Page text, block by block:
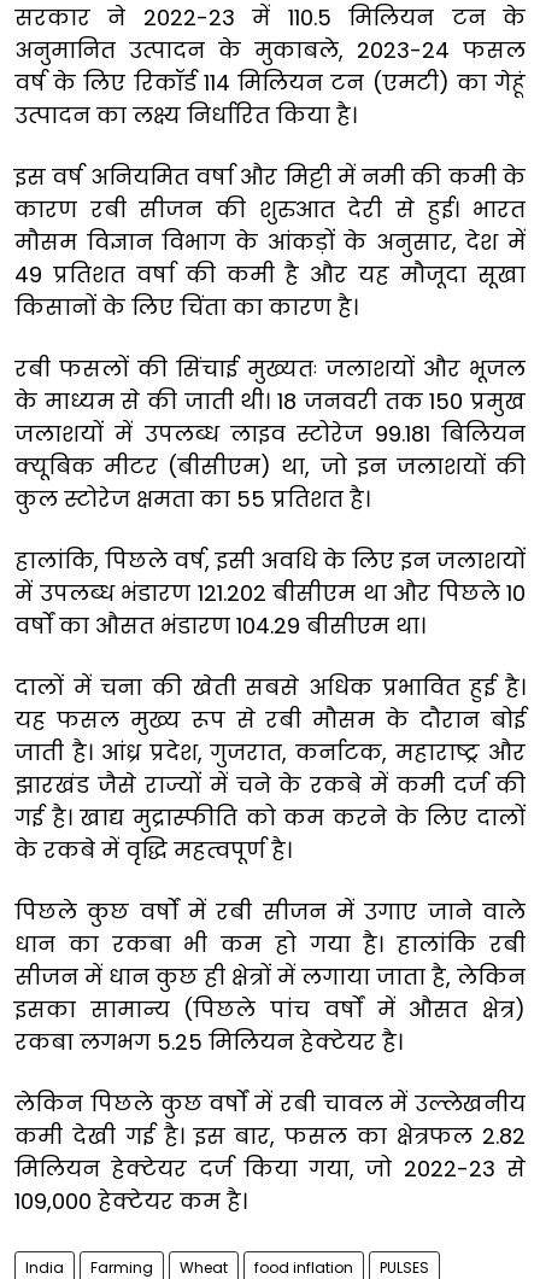
सरकार ने 2022-23 में 110.5 मिलियन टन के
अनुमानित उत्पादन के मुकाबले, 2023-24 फसल
वर्ष के लिए रिकॉर्ड 114 मिलियन टन (एमटी) का गेहूं
उत्पादन का लक्ष्य निर्धारित किया है।
इस वर्ष अनियमित वर्षा और मिट्टी में नमी की कमी के
कारण रबी सीजन की शुरुआत देरी से हुई। भारत
मौसम विज्ञान विभाग के आंकड़ों के अनुसार, देश में
49 प्रतिशत वर्षा की कमी है और यह मौजूदा सूखा
किसानों के लिए चिंता का कारण है।
रबी फसलों की सिंचाई मुख्यतः जलाशयों और भूजल
के माध्यम से की जाती थी। 18 जनवरी तक 150 प्रमुख
जलाशयों में उपलब्ध लाइव स्टोरेज 99.181 बिलियन
क्यूबिक मीटर (बीसीएम) था, जो इन जलाशयों की
कुल स्टोरेज क्षमता का 55 प्रतिशत है।
हालांकि, पिछले वर्ष, इसी अवधि के लिए इन जलाशयों
में उपलब्ध भंडारण 121.202 बीसीएम था और पिछले 10
वर्षों का औसत भंडारण 104.29 बीसीएम था।
दालों में चना की खेती सबसे अधिक प्रभावित हुई है।
यह फसल मुख्य रूप से रबी मौसम के दौरान बोई
जाती है। आंध्र प्रदेश, गुजरात, कर्नाटक, महाराष्ट्र और
झारखंड जैसे राज्यों में चने के रकबे में कमी दर्ज की
गई है। खाद्य मुद्रास्फीति को कम करने के लिए दालों
के रकबे में वृद्धि महत्वपूर्ण है।
पिछले कुछ वर्षों में रबी सीजन में उगाए जाने वाले
धान का रकबा भी कम हो गया है। हालांकि रबी
सीजन में धान कुछ ही क्षेत्रों में लगाया जाता है, लेकिन
इसका सामान्य (पिछले पांच वर्षों में औसत क्षेत्र)
रकबा लगभग 5.25 मिलियन हेक्टेयर है।
लेकिन पिछले कुछ वर्षों में रबी चावल में उल्लेखनीय
कमी देखी गई है। इस बार, फसल का क्षेत्रफल 2.82
मिलियन हेक्टेयर दर्ज किया गया, जो 2022-23 से
109,000 हेक्टेयर कम है।
India Farming Wheat food inflation PULSES